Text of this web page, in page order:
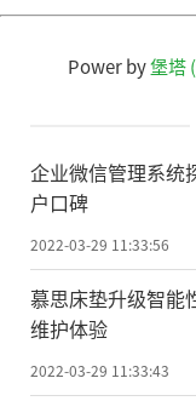
Power by堡塔
企业微信管理系统
户口碑
2022-03-29 11:33:56
慕思床垫升级智能
维护体验
2022-03-29 11:33:43